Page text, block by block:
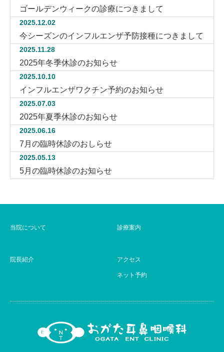
ゴールデンウィークの診療につきまして
2025.12.02
今シーズンのインフルエンザ予防接種につきまして
2025.11.28
2025年冬季休診のお知らせ
2025.10.10
インフルエンザワクチン予約のお知らせ
2025.07.03
2025年夏季休診のお知らせ
2025.06.16
7月の臨時休診のおしらせ
2025.05.13
5月の臨時休診のお知らせ
当院について 診療案内
院長紹介 アクセス
ネット予約